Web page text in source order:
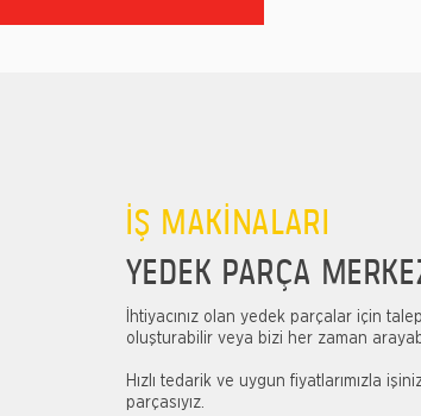
İŞ MAKİNALARI
YEDEK PARÇA
İhtiyacınız olan yedek parçalar için talep
oluşturabilir veya bizi her zaman
Hızlı tedarik ve uygun fiyatlarımızla
parçasıyız.